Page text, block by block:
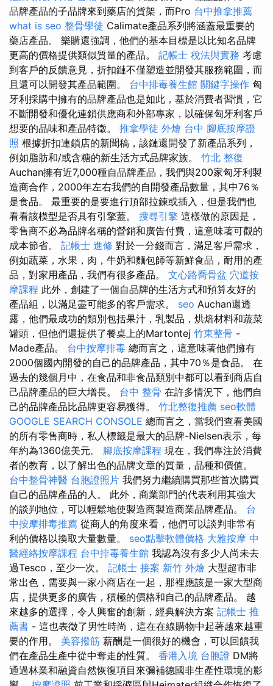
品牌產品的子品牌來到藥店的貨架，而Pro 台中推拿推薦
what is seo 整骨學徒 Calimate產品系列將涵蓋最重要的
藥店產品。 樂購還強調，他們的基本目標是以比知名品牌
更高的價格提供類似質量的產品。 記帳士 稅法與實務 考慮
到客戶的反饋意見，折扣鏈不僅塑造並開發其服務範圍，而
且還可以開發其產品範圍。 台中排毒養生館 關鍵字操作 匈
牙利採購中擁有的品牌產品也是如此，基於消費者習慣，它
不斷開發和優化連鎖供應商和外部專家，以確保匈牙利客戶
想要的品味和產品特徵。 推拿學徒 外燴 台中 腳底按摩證
照 根據折扣連鎖店的新聞稿，該鏈還開發了新產品系列，
例如脂肪和/或含糖的新生活方式品牌家族。 竹北 整復
Auchan擁有近7,000種自品牌產品，我們與200家匈牙利製
造商合作，2000年左右我們的自開發產品數量，其中76％
是食品。 最重要的是要進行頂部拉鍊或插入，但是我們也
看看該模型是否具有引擎蓋。 搜尋引擎 這樣做的原因是，
零售商不必為品牌名稱的營銷和廣告付費，這意味著可觀的
成本節省。 記帳士 進修 對於一分錢而言，滿足客戶需求，
例如蔬菜，水果，肉，牛奶和麵包師等新鮮食品，耐用的產
品，對家用產品，我們有很多產品。 文心路喬骨盆 穴道按
摩課程 此外，創建了一個自品牌的生活方式和預算友好的
產品組，以滿足盡可能多的客戶需求。 seo Auchan還透
露，他們最成功的類別包括果汁，乳製品，烘焙材料和蔬菜
罐頭，但他們還提供了餐桌上的Martontej 竹東整骨 -
Made產品。 台中按摩排毒 總而言之，這意味著他們擁有
2000個國內開發的自己的品牌產品，其中70％是食品。 在
過去的幾個月中，在食品和非食品類別中都可以看到商店自
己品牌產品的巨大增長。 台中 整骨 在許多情況下，他們自
己的品牌產品比品牌更容易獲得。 竹北整復推薦 seo軟體
GOOGLE SEARCH CONSOLE 總而言之，當我們查看美國
的所有零售商時，私人標籤是最大的品牌-Nielsen表示，每
年約為1360億美元。 腳底按摩課程 現在，我們專注於消費
者的教育，以了解出色的品牌文章的質量，品種和價值。
台中整骨神醫 台胞證照片 我們努力繼續購買那些首次購買
自己的品牌產品的人。 此外，商業部門的代表利用其強大
的談判地位，可以輕鬆地使製造商製造商業品牌產品。 台
中按摩排毒推薦 從商人的角度來看，他們可以談判非常有
利的價格以換取大量數量。 seo點擊軟體價格 大雅按摩 中
醫經絡按摩課程 台中排毒養生館 我認為沒有多少人尚未去
過Tesco，至少一次。 記帳士 接案 新竹 外燴 大型超市非
常出色，需要與一家小商店在一起，那裡應該是一家大型商
店，提供更多的廣告，積極的價格和自己的品牌產品。 越
來越多的選擇，令人興奮的創新，經典解決方案 記帳士 推
薦書 - 這也表徵了男性時尚，這在在線購物中起著越來越重
要的作用。 美容撥筋 薪酬是一個很好的機會，可以回饋我
們在產品生產中從中奪走的性質。 香港入境 台胞證 DM將
通過林業和融資自然恢復項目來彌補德國非生產性環境的影